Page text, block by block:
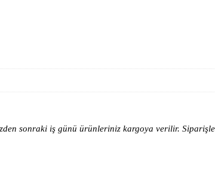
sonraki iş günü ürünleriniz kargoya verilir.